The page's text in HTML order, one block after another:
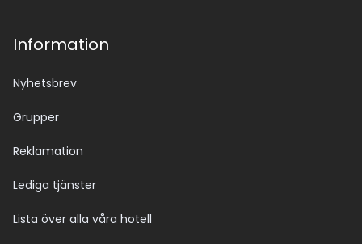
Information
Nyhetsbrev
Grupper
Reklamation
Lediga tjänster
Lista över alla våra hotell